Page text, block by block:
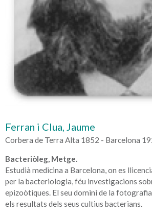
Ferran i Clua, Jaume
Corbera de Terra Alta 1852 - Barcelona
Bacteriòleg, Metge.
Estudià medicina a Barcelona, on es
per la bacteriologia, féu investigacions
epizoòtiques. El seu domini de la
els resultats dels seus cultius bacterians.